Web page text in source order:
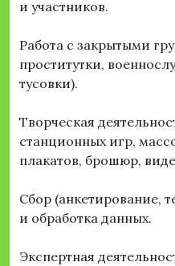
и участников.
Работа с закрытыми
проститутки,
тусовки).
Творческая
станционных игр,
плакатов, брошюр,
Сбор (анкетирование,
и обработка данных.
Экспертная